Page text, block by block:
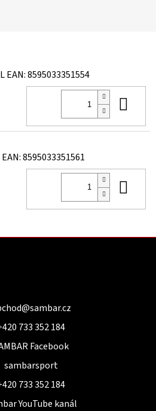
EAN:8595033351554
EAN:8595033351561
@sambar.cz
733 352 184
Facebook
sambarsport
733 352 184
YouTube kanál